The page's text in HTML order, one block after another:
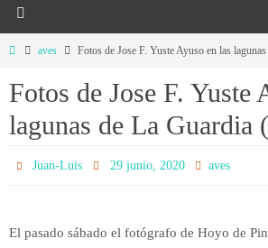
Inicioaves Fotos de Jose F. Yuste Ayuso en las
Fotos de Jose F. Yuste
lagunas de La Guardia
Juan-Luis 29 junio, 2020 aves
El pasado sábado el fotógrafo de Hoyo de